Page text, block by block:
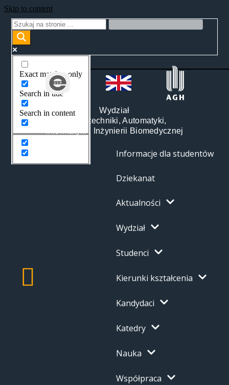
Skip to content
Exact matches only
Search in title
Search in content
Wydział
Elektrotechniki, Automatyki,
Informatyki i Inżynierii Biomedycznej
Informacje dla studentów
Dziekanat
Aktualności
Wydział
Studenci
Kierunki kształcenia
Kandydaci
Katedry
Nauka
Współpraca